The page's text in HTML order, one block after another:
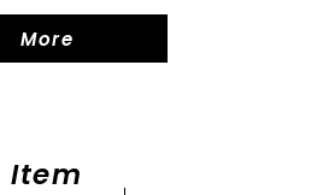
More
Item